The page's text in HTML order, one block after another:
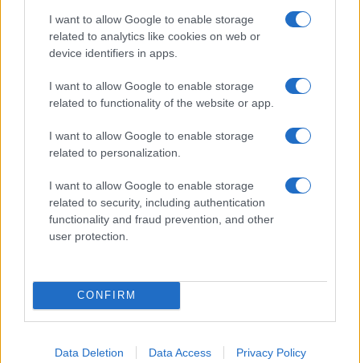
I want to allow Google to enable storage
related to analytics like cookies on web or
device identifiers in apps.
I want to allow Google to enable storage
related to functionality of the website or app.
I want to allow Google to enable storage
related to personalization.
I want to allow Google to enable storage
related to security, including authentication
functionality and fraud prevention, and other
user protection.
CONFIRM
Data Deletion Data Access Privacy Policy
Scopri Rocca San Giovanni, il borgo abruzzese tra
mare e storia
Cristian Castiglioni · 8 Ago 2026
Gassanoff vince a Copenhagen